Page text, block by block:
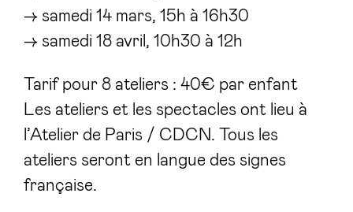
→ samedi 14 mars, 15h à 16h30
→ samedi 18 avril, 10h30 à 12h
Tarif pour 8 ateliers : 40€ par enfant
Les ateliers et les spectacles ont lieu à
l’Atelier de Paris / CDCN. Tous les
ateliers seront en langue des signes
française.